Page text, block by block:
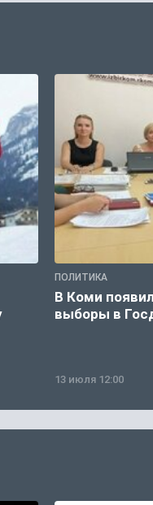
ПОЛИТИКА
В Коми
выборы в
13 июля 12:00